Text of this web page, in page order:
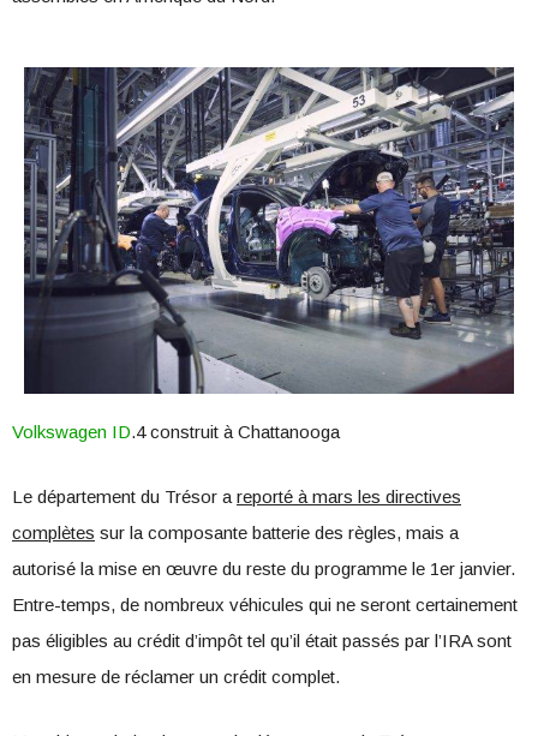
Volkswagen ID.4 construit à Chattanooga
Le département du Trésor a reporté à mars les directives
complètes sur la composante batterie des règles, mais a
autorisé la mise en œuvre du reste du programme le 1er janvier.
Entre-temps, de nombreux véhicules qui ne seront certainement
pas éligibles au crédit d’impôt tel qu’il était passés par l’IRA sont
en mesure de réclamer un crédit complet.